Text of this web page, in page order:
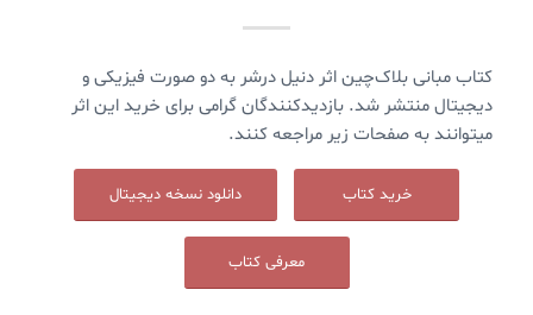
کتاب مبانی بلاک‌چین اثر دنیل درشر به دو صورت فیزیکی و
دیجیتال منتشر شد. بازدیدکنندگان گرامی برای خرید این اثر
میتوانند به صفحات زیر مراجعه کنند.
خرید کتاب دانلود نسخه دیجیتال
معرفی کتاب